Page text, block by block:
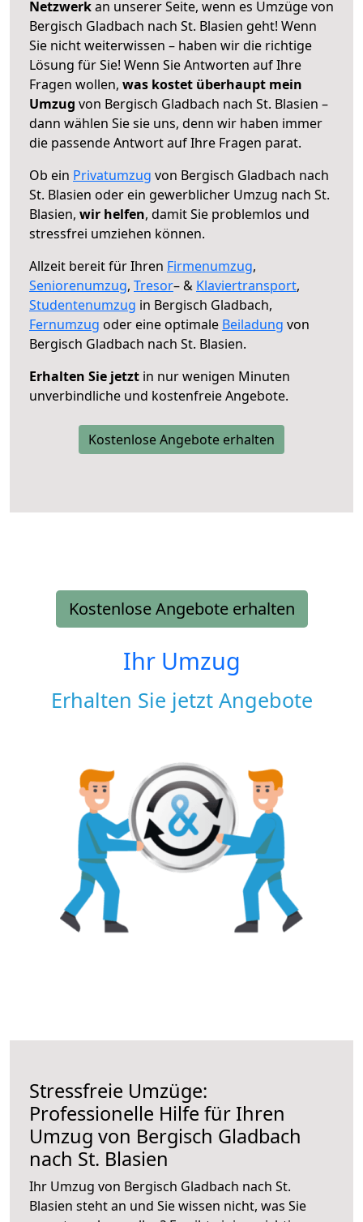
Netzwerkan unserer Seite, wenn es Umzüge von
Bergisch Gladbach nach St. Blasien geht! Wenn
Sie nicht weiterwissen – haben wir die richtige
Lösung für Sie! Wenn Sie Antworten auf Ihre
Fragen wollen, was kostet überhaupt mein
Umzug von Bergisch Gladbach nach St. Blasien –
dann wählen Sie sie uns, denn wir haben immer
die passende Antwort auf Ihre Fragen parat.
Ob ein Privatumzug von Bergisch Gladbach nach
St. Blasien oder ein gewerblicher Umzug nach St.
Blasien, wir helfen, damit Sie problemlos und
stressfrei umziehen können.
Allzeit bereit für Ihren Firmenumzug,
Seniorenumzug, Tresor– & Klaviertransport,
Studentenumzug in Bergisch Gladbach,
Fernumzug oder eine optimale Beiladung von
Bergisch Gladbach nach St. Blasien.
Erhalten Sie jetzt in nur wenigen Minuten
unverbindliche und kostenfreie Angebote.
Kostenlose Angebote erhalten
Kostenlose Angebote erhalten
Ihr Umzug
Erhalten Sie jetzt Angebote
Stressfreie Umzüge:
Professionelle Hilfe für Ihren
Umzug von Bergisch Gladbach
nach St. Blasien
Ihr Umzug von Bergisch Gladbach nach St.
Blasien steht an und Sie wissen nicht, was Sie